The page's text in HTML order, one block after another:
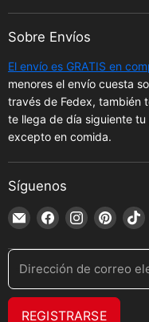
Sobre Envíos
El envío es GRATIS en
menores el envío cuesta
través de Fedex, también
te llega de día siguiente
excepto en comida.
Síguenos
Encuéntrenos
electrónico
Encuéntrenos
Dirección de correo
REGISTRARSE